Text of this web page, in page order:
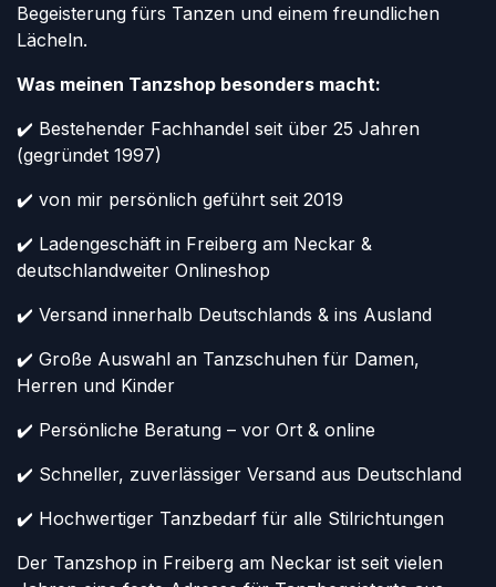
Begeisterung fürs Tanzen und einem freundlichen
Lächeln.
Was meinen Tanzshop besonders macht:
✔️ Bestehender Fachhandel seit über 25 Jahren
(gegründet 1997)
✔️ von mir persönlich geführt seit 2019
✔️ Ladengeschäft in Freiberg am Neckar &
deutschlandweiter Onlineshop
✔️ Versand innerhalb Deutschlands & ins Ausland
✔️ Große Auswahl an Tanzschuhen für Damen,
Herren und Kinder
✔️ Persönliche Beratung – vor Ort & online
✔️ Schneller, zuverlässiger Versand aus Deutschland
✔️ Hochwertiger Tanzbedarf für alle Stilrichtungen
Der Tanzshop in Freiberg am Neckar ist seit vielen